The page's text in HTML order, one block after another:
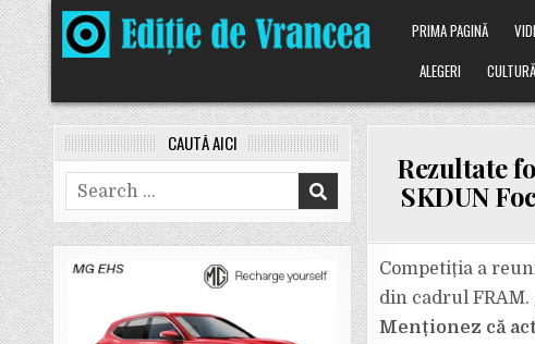
Skip
to
content
PRIMA PAGINĂ
ALEGERI
CULTURĂ
Rezultate
SKDUN
Competiția a
din cadrul FRAM.
Menționez că
CAUTĂ AICI
Search
for: